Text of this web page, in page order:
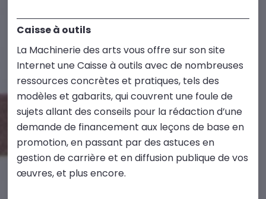
Caisse à outils
La Machinerie des arts vous offre sur son site
Internet une Caisse à outils avec de nombreuses
ressources concrètes et pratiques, tels des
modèles et gabarits, qui couvrent une foule de
sujets allant des conseils pour la rédaction d’une
demande de financement aux leçons de base en
promotion, en passant par des astuces en
gestion de carrière et en diffusion publique de vos
œuvres, et plus encore.